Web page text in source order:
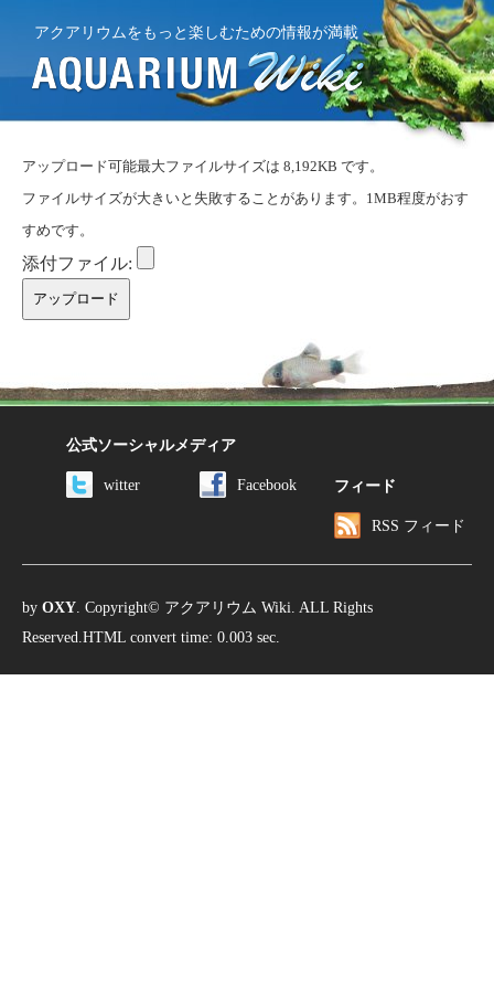
アクアリウムをもっと楽しむための情報が満載
アップロード可能最大ファイルサイズは 8,192KB です。
ファイルサイズが大きいと失敗することがあります。1MB程度がおす
すめです。
添付ファイル:
公式ソーシャルメディア
witter Facebook フィード
RSS フィード
by OXY . Copyright© アクアリウム Wiki. ALL Rights
Reserved.HTML convert time: 0.003 sec.